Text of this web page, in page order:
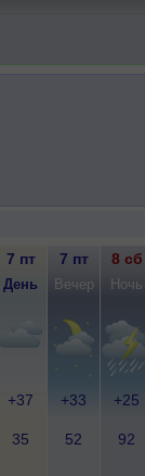
7 пт 7 пт 8 сб
День Вечер Ночь
+37 +33 +25
35 52 92